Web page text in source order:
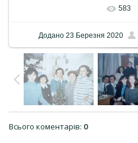
583
Додано23 Березня 2020
Всього коментарів: 0